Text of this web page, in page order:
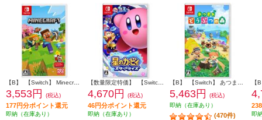
【B】 【Switch】 Minecraft（マインクラフト）
3,553円 (税込)
177円分ポイント還元
即納（在庫あり）
4,670円 (税込)
46円分ポイント還元
即納（在庫あり）
5,463円
(税込)
即納（在庫あり）
(470件) 即